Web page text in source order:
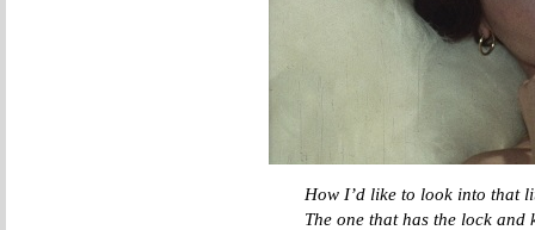
How I’d like to look into that
The one that has the lock and